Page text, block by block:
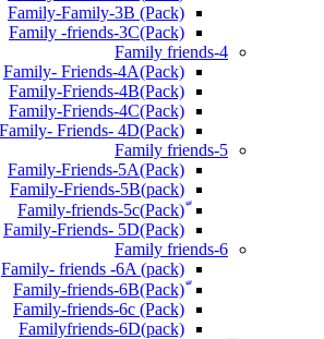
Family-Family-3B (Pack)
Family -friends-3C(Pack)
Family friends-4
Family- Friends-4A(Pack)
Family-Friends-4B(Pack)
Family-Friends-4C(Pack)
(Pack)Family- Friends- 4D
Family friends-5
Family-Friends-5A(Pack)
(pack)Family-Friends-5B
ّ(Pack)Family-friends-5c
Family-Friends- 5D(Pack)
Family friends-6
Family- friends -6A (pack)
Family-friends-6c (Pack)
Familyfriends-6D(pack)